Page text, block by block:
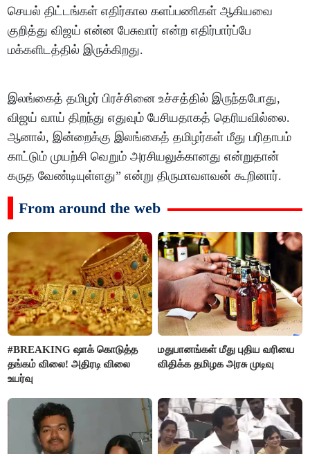
செயல் திட்டங்கள் எதிர்கால களப்பணிகள் ஆகியவை
குறித்து விஜய் என்ன பேசுவார் என்ற எதிர்பார்ப்பே
மக்களிடத்தில் இருக்கிறது.
இலங்கைத் தமிழர் பிரச்சினை உச்சத்தில் இருந்தபோது,
விஜய் வாய் திறந்து எதுவும் பேசியதாகத் தெரியவில்லை.
ஆனால், இன்றைக்கு இலங்கைத் தமிழர்கள் மீது பரிதாபம்
காட்டும் முயற்சி வெறும் அரசியலுக்கானது என்றுதான்
கருத வேண்டியுள்ளது” என்று திருமாவளவன் கூறினார்.
From around the web
#BREAKING ஷாக் கொடுத்த
தங்கம் விலை! அதிரடி விலை
உயர்வு
மதுபானங்கள் மீது புதிய வரியை
விதிக்க தமிழக அரசு முடிவு